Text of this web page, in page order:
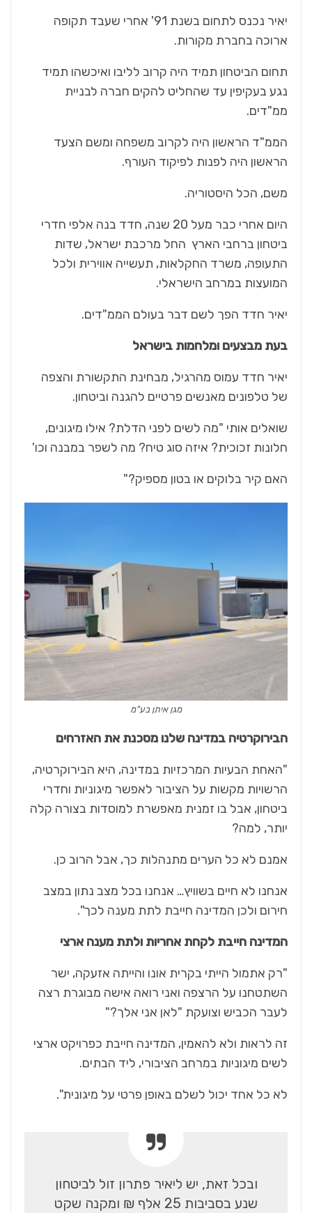
יאיר נכנס לתחום בשנת 91' אחרי שעבד תקופה
ארוכה בחברת מקורות.
תחום הביטחון תמיד היה קרוב לליבו ואיכשהו תמיד
נגע בעקיפין עד שהחליט להקים חברה לבניית
ממ"דים.
הממ"ד הראשון היה לקרוב משפחה ומשם הצעד
הראשון היה לפנות לפיקוד העורף.
משם, הכל היסטוריה.
היום אחרי כבר מעל 20 שנה, חדד בנה אלפי חדרי
ביטחון ברחבי הארץ החל מרכבת ישראל, שדות
התעופה, משרד החקלאות, תעשייה אווירית ולכל
המועצות במרחב הישראלי.
יאיר חדד הפך לשם דבר בעולם הממ"דים.
בעת מבצעים ומלחמות בישראל
יאיר חדד עמוס מהרגיל, מבחינת התקשורת והצפה
של טלפונים מאנשים פרטיים להגנה וביטחון.
שואלים אותי "מה לשים לפני הדלת? אילו מיגונים,
חלונות זכוכית? איזה סוג טיח? מה לשפר במבנה וכו'
האם קיר בלוקים או בטון מספיק?"
מגן איתן בע"מ
הבירוקרטיה במדינה שלנו מסכנת את האזרחים
"האחת הבעיות המרכזיות במדינה, היא הבירוקרטיה,
הרשויות מקשות על הציבור לאפשר מיגוניות וחדרי
ביטחון, אבל בו זמנית מאפשרת למוסדות בצורה קלה
יותר, למה?
אמנם לא כל הערים מתנהלות כך, אבל הרוב כן.
אנחנו לא חיים בשוויץ… אנחנו בכל מצב נתון במצב
חירום ולכן המדינה חייבת לתת מענה לכך".
המדינה חייבת לקחת אחריות ולתת מענה ארצי
"רק אתמול הייתי בקרית אונו והייתה אזעקה, ישר
השתטחנו על הרצפה ואני רואה אישה מבוגרת רצה
לעבר הכביש וצועקת "לאן אני אלך?"
זה לראות ולא להאמין, המדינה חייבת כפרויקט ארצי
לשים מיגוניות במרחב הציבורי, ליד הבתים.
לא כל אחד יכול לשלם באופן פרטי על מיגונית".
ובכל זאת, יש ליאיר פתרון זול לביטחון
שנע בסביבות 25 אלף ₪ ומקנה שקט